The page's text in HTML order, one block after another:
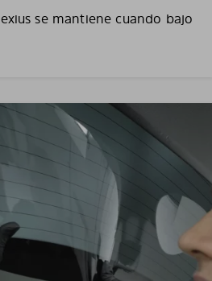
se mantiene cuando bajo